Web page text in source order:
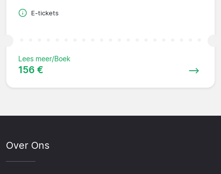
E-tickets
Lees meer/Boek
156 €
Over Ons